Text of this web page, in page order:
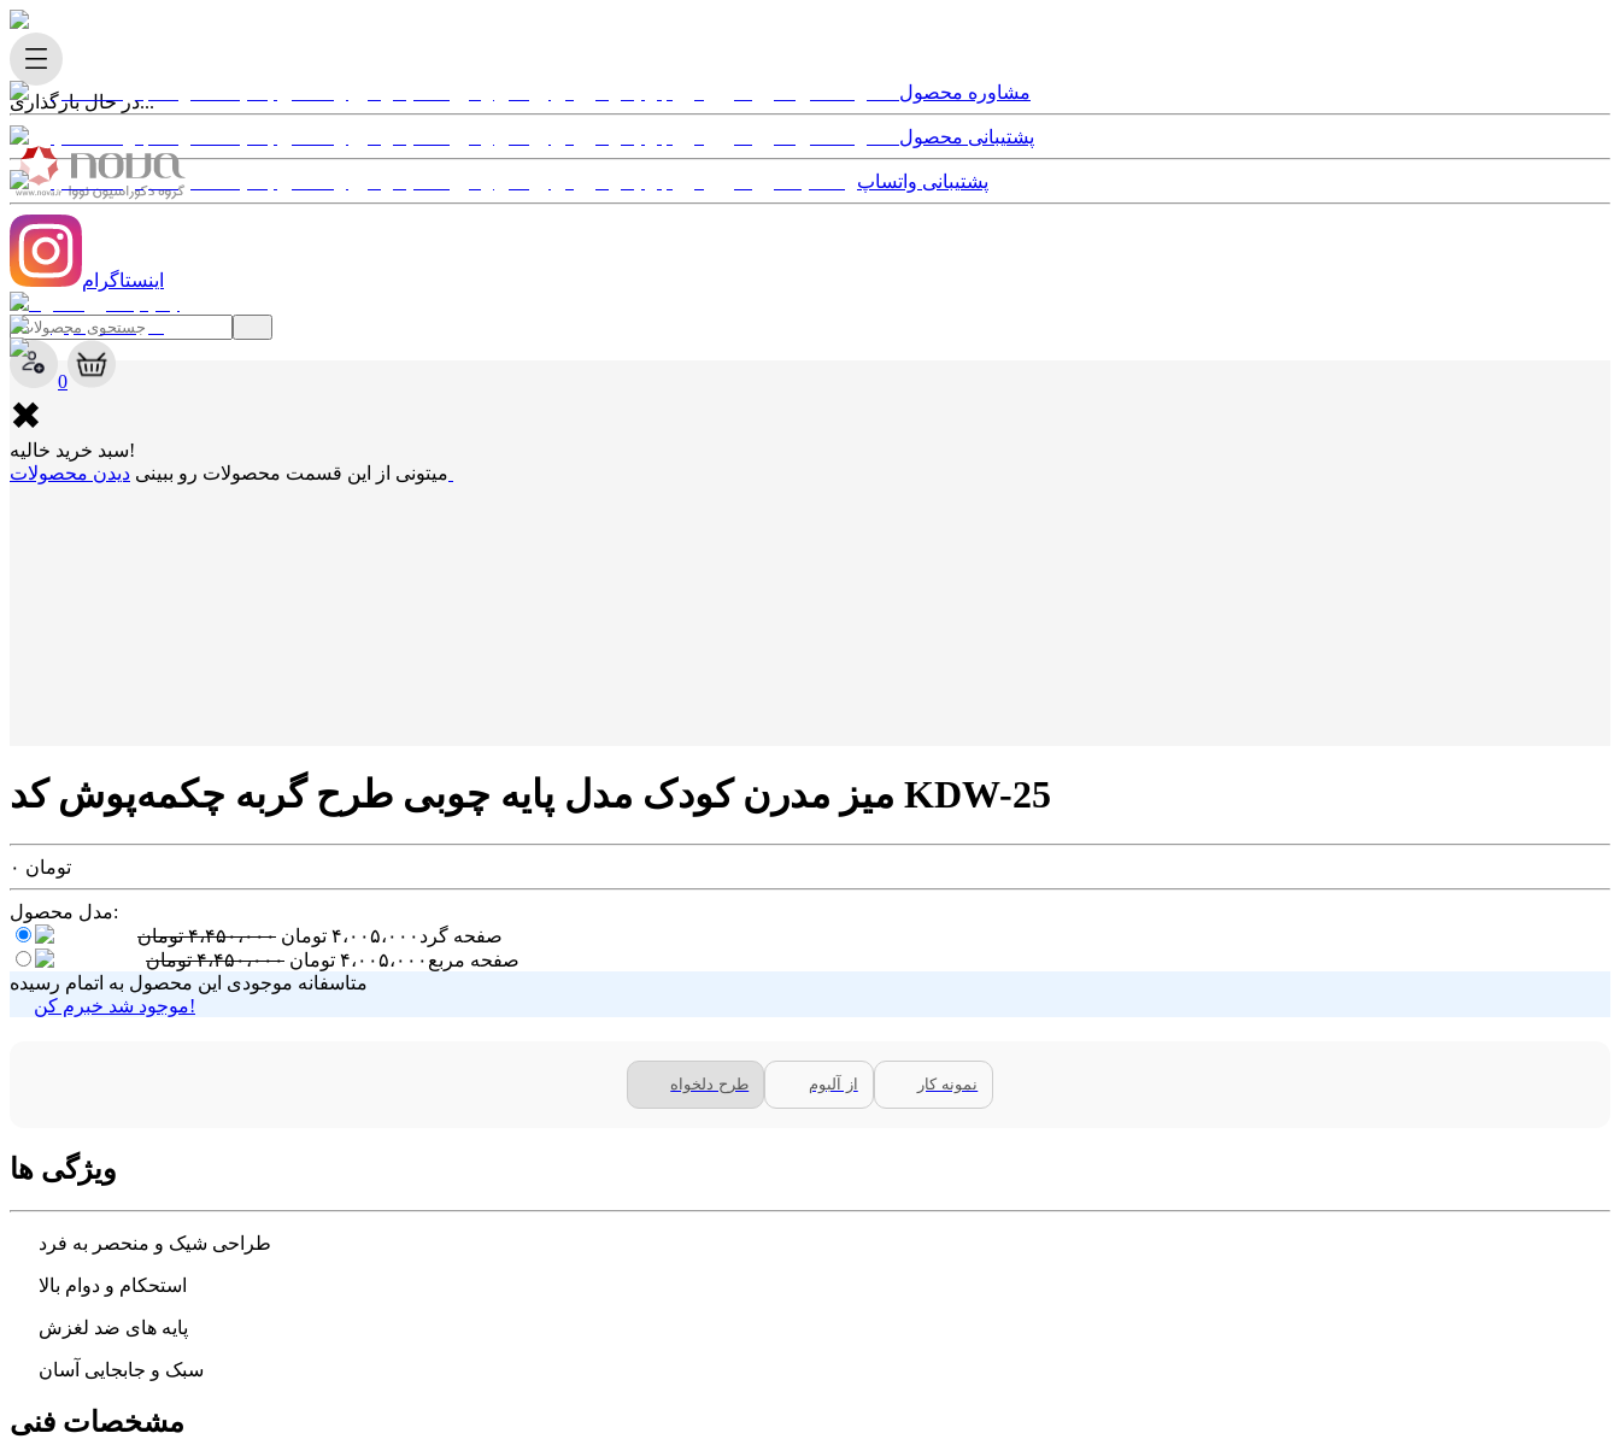
در حال بارگذاری...
✖
0
✖
سبد خرید خالیه!
میتونی از این قسمت محصولات رو ببینی
مشاوره محصول
پشتیبانی محصول
پشتیبانی واتساپ
اینستاگرام
میز مدرن کودک مدل پایه چوبی طرح گربه چکمه‌پوش کد KDW-25
۰ تومان
مدل محصول:
صفحه گرد ۴،۰۰۵،۰۰۰ تومان ۴،۴۵۰،۰۰۰تومان
صفحه مربع ۴،۰۰۵،۰۰۰ تومان ۴،۴۵۰،۰۰۰تومان
متاسفانه موجودی این محصول به اتمام رسیده
موجود شد خبرم کن!
طرح دلخواه از آلبوم نمونه کار
ویژگی ها
طراحی شیک و منحصر به فرد
استحکام و دوام بالا
پایه های ضد لغزش
سبک و جابجایی آسان
مشخصات فنی